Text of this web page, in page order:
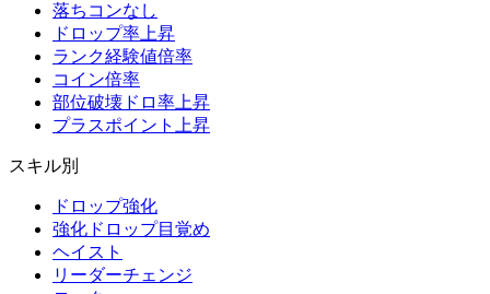
落ちコンなし
ドロップ率上昇
ランク経験値倍率
コイン倍率
部位破壊ドロ率上昇
プラスポイント上昇
スキル別
ドロップ強化
強化ドロップ目覚め
ヘイスト
リーダーチェンジ